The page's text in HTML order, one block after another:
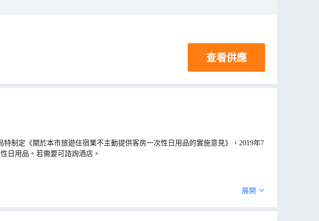
查看供應
制定《關於本市旅遊住宿業不主動提供客房一次性日用品的實施意見》，2019年7
日用品。若需要可諮詢酒店。
展開